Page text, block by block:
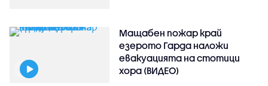
Мащабен пожар край
езерото Гарда наложи
евакуацията на стотици
хора (ВИДЕО)